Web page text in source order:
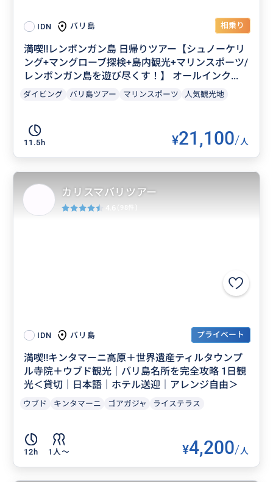
IDN バリ島 相乗り
満喫‼️レンボンガン島 日帰りツアー【シュノーケリ
ング+マングローブ探検+島内観光+マリンスポーツ/
レンボンガン島を遊び尽くす！】 オールインク...
ダイビング バリ島ツアー マリンスポーツ 人気観光地
11.5h ¥21,100/人
IDN バリ島 プライベート
満喫‼️キンタマーニ高原＋世界遺産ティルタウンプ
ル寺院＋ウブド観光｜バリ島名所を完全攻略 1日観
光＜貸切｜日本語｜ホテル送迎｜アレンジ自由＞
ウブド キンタマーニ ゴアガジャ ライステラス
12h 1人〜 ¥4,200/人
カリスマバリツアー
4.6 (98件)